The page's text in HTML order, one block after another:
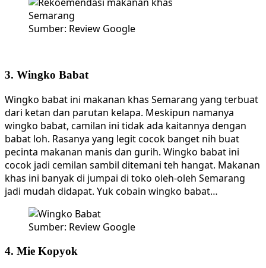
Sumber: Review Google
3. Wingko Babat
Wingko babat ini makanan khas Semarang yang terbuat
dari ketan dan parutan kelapa. Meskipun namanya
wingko babat, camilan ini tidak ada kaitannya dengan
babat loh. Rasanya yang legit cocok banget nih buat
pecinta makanan manis dan gurih. Wingko babat ini
cocok jadi cemilan sambil ditemani teh hangat. Makanan
khas ini banyak di jumpai di toko oleh-oleh Semarang
jadi mudah didapat. Yuk cobain wingko babat…
Sumber: Review Google
4. Mie Kopyok